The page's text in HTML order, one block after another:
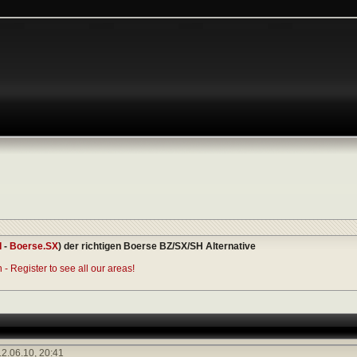
- Boerse.SX) der richtigen Boerse BZ/SX/SH Alternative
- Register to see all our areas!
20:41